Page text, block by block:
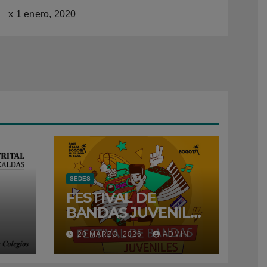
x 1 enero, 2020
SEDES
FESTIVAL DE
BANDAS JUVENILES
– 2026
20 MARZO, 2026 ADMIN